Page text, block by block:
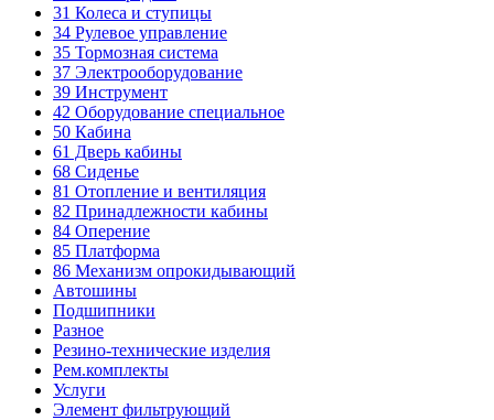
31 Колеса и ступицы
34 Рулевое управление
35 Тормозная система
37 Электрооборудование
39 Инструмент
42 Оборудование специальное
50 Кабина
61 Дверь кабины
68 Сиденье
81 Отопление и вентиляция
82 Принадлежности кабины
84 Оперение
85 Платформа
86 Механизм опрокидывающий
Автошины
Подшипники
Разное
Резино-технические изделия
Рем.комплекты
Услуги
Элемент фильтрующий